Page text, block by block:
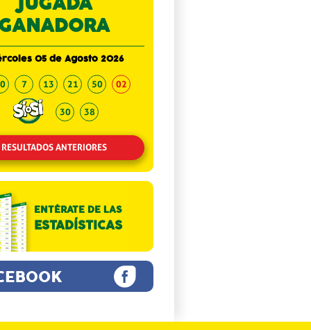
05 de Agosto 2026
7 13 21 50 02
30 38
RESULTADOS ANTERIORES
ENTÉRATE DE LAS
ESTADÍSTICAS